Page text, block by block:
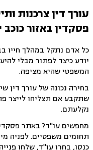
עורך דין צרכנות
פסקדין באזור
כל אדם נתקל במהלך חייו
יודע כיצד לפתור מבלי
המשפטי שהיא מציפה.
בחירה נכונה של עורך דין
שתקבע אם תצליחו לייצר
נקלעתם.
מחפשים עו"ד? באתר
תחומים משפטיים. לפניה
כנסו, בחרו עו"ד, שלחו